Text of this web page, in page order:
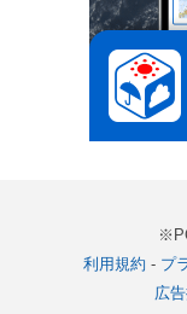
利用規約 - プ
広